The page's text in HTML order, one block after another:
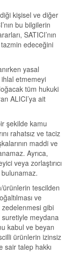
kişisel ve diğer
bu bilgilerin
SATICI’nın
edeceğini
yasal
etmemeyi
tüm hukuki
ALICI’ya ait
şekilde kamu
rahatsız ve taciz
maddi ve
Ayrıca,
veya zorlaştırıcı
ürünlerin tescilden
ve
gibi
suretiyle meydana
kabul ve beyan
ürünlerin izinsiz
sair talep hakkı